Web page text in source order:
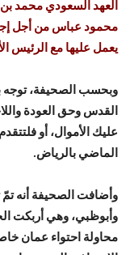
العهد السعودي محمد
محمود عباس من أجل
يعمل عليها مع الرئيس
وبحسب الصحيفة، توجه
القدس وحق العودة
عليك الأموال، أو
الماضي بالرياض.
وأضافت الصحيفة أنه تمّ
وأبوظبي، وهي أربكت
محاولة احتواء عمان